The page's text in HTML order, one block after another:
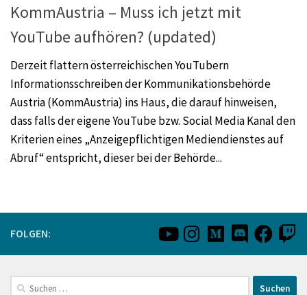
KommAustria – Muss ich jetzt mit
YouTube aufhören? (updated)
Derzeit flattern österreichischen YouTubern
Informationsschreiben der Kommunikationsbehörde
Austria (KommAustria) ins Haus, die darauf hinweisen,
dass falls der eigene YouTube bzw. Social Media Kanal den
Kriterien eines „Anzeigepflichtigen Mediendienstes auf
Abruf“ entspricht, dieser bei der Behörde...
FOLGEN:
Suchen